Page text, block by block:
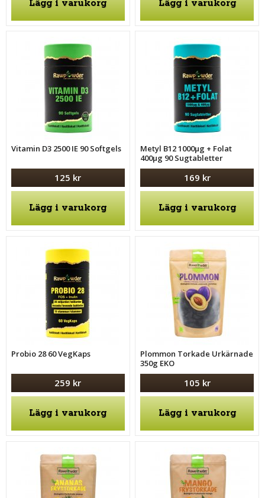
Lägg i varukorg Lägg i varukorg
Vitamin D3 2500 IE 90 Softgels
125 kr
Lägg i varukorg
Metyl B12 1000μg + Folat
400μg 90 Sugtabletter
169 kr
Lägg i varukorg
Probio 28 60 VegKaps
259 kr
Lägg i varukorg
Plommon Torkade Urkärnade
350g EKO
105 kr
Lägg i varukorg